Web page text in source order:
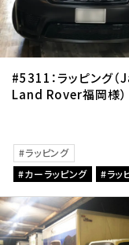
#5311：ラッピング
Land Rover福岡様）
ラッピング
カーラッピング
ラッ